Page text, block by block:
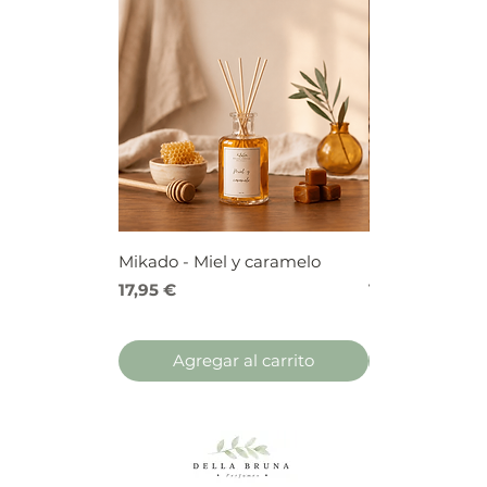
Mikado - Miel y caramelo
Precio
17,95 €
Agregar al carrito
Precio
17,95 €